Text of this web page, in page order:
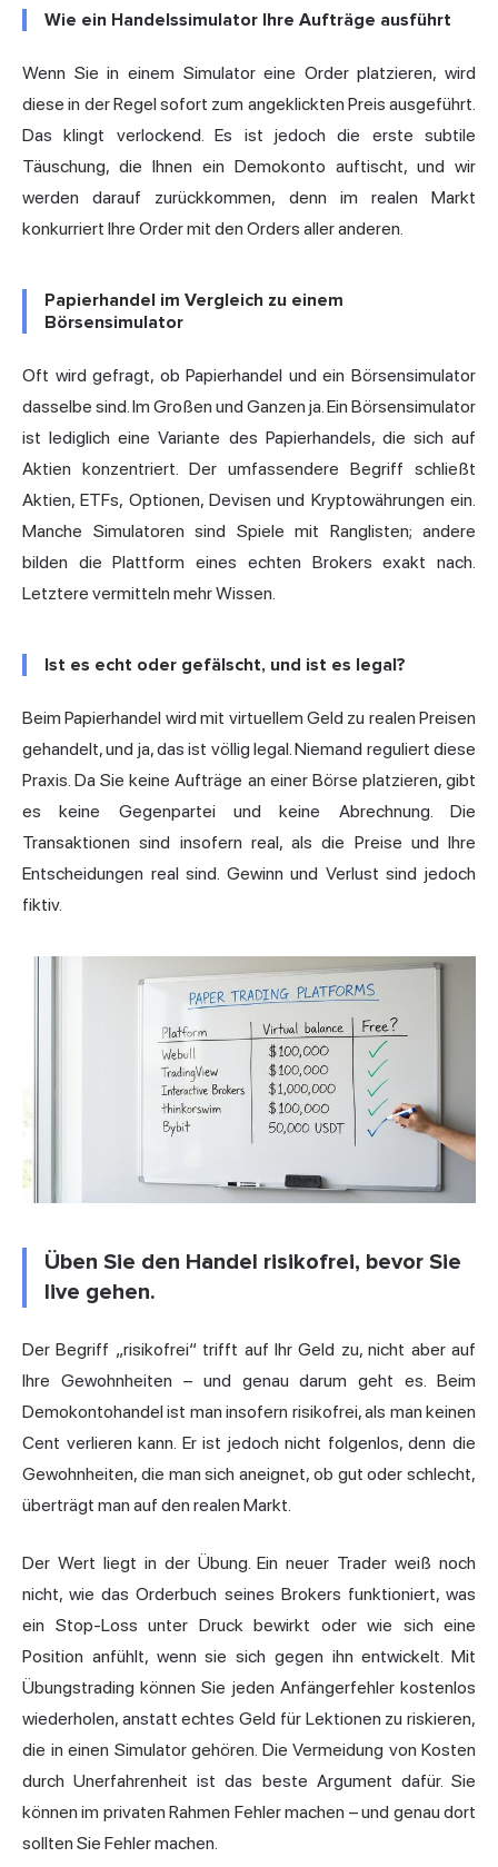
Wie ein Handelssimulator Ihre Aufträge ausführt
Wenn Sie in einem Simulator eine Order platzieren, wird
diese in der Regel sofort zum angeklickten Preis ausgeführt.
Das klingt verlockend. Es ist jedoch die erste subtile
Täuschung, die Ihnen ein Demokonto auftischt, und wir
werden darauf zurückkommen, denn im realen Markt
konkurriert Ihre Order mit den Orders aller anderen.
Papierhandel im Vergleich zu einem
Börsensimulator
Oft wird gefragt, ob Papierhandel und ein Börsensimulator
dasselbe sind. Im Großen und Ganzen ja. Ein Börsensimulator
ist lediglich eine Variante des Papierhandels, die sich auf
Aktien konzentriert. Der umfassendere Begriff schließt
Aktien, ETFs, Optionen, Devisen und Kryptowährungen ein.
Manche Simulatoren sind Spiele mit Ranglisten; andere
bilden die Plattform eines echten Brokers exakt nach.
Letztere vermitteln mehr Wissen.
Ist es echt oder gefälscht, und ist es legal?
Beim Papierhandel wird mit virtuellem Geld zu realen Preisen
gehandelt, und ja, das ist völlig legal. Niemand reguliert diese
Praxis. Da Sie keine Aufträge an einer Börse platzieren, gibt
es keine Gegenpartei und keine Abrechnung. Die
Transaktionen sind insofern real, als die Preise und Ihre
Entscheidungen real sind. Gewinn und Verlust sind jedoch
fiktiv.
Üben Sie den Handel risikofrei, bevor Sie
live gehen.
Der Begriff „risikofrei“ trifft auf Ihr Geld zu, nicht aber auf
Ihre Gewohnheiten – und genau darum geht es. Beim
Demokontohandel ist man insofern risikofrei, als man keinen
Cent verlieren kann. Er ist jedoch nicht folgenlos, denn die
Gewohnheiten, die man sich aneignet, ob gut oder schlecht,
überträgt man auf den realen Markt.
Der Wert liegt in der Übung. Ein neuer Trader weiß noch
nicht, wie das Orderbuch seines Brokers funktioniert, was
ein Stop-Loss unter Druck bewirkt oder wie sich eine
Position anfühlt, wenn sie sich gegen ihn entwickelt. Mit
Übungstrading können Sie jeden Anfängerfehler kostenlos
wiederholen, anstatt echtes Geld für Lektionen zu riskieren,
die in einen Simulator gehören. Die Vermeidung von Kosten
durch Unerfahrenheit ist das beste Argument dafür. Sie
können im privaten Rahmen Fehler machen – und genau dort
sollten Sie Fehler machen.